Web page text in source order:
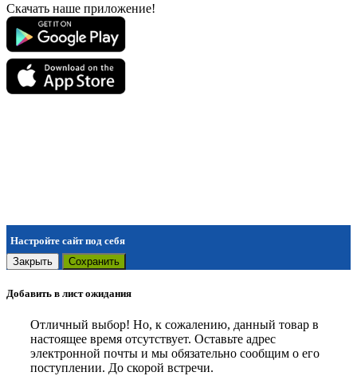
Скачать наше приложение!
Настройте сайт под себя
Закрыть
Сохранить
Добавить в лист ожидания
Отличный выбор! Но, к сожалению, данный товар в
настоящее время отсутствует. Оставьте адрес
электронной почты и мы обязательно сообщим о его
поступлении. До скорой встречи.